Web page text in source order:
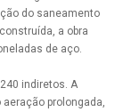
do saneamento
a obra
de aço.
indiretos. A
prolongada,